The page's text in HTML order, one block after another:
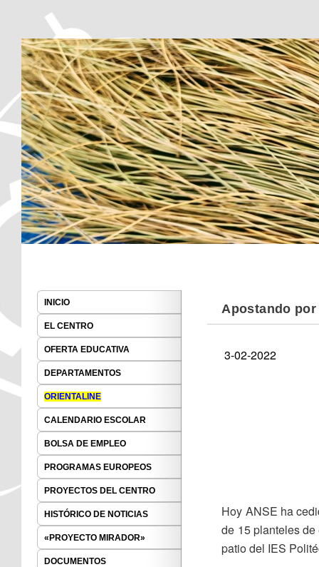
I.E.S. Politécnico
I.E.S. Politécnico Cartagena
Main menu
Apostando
3-02-2022
Hoy ANSE ha
de 15 planteles
patio del IES
INICIO
EL CENTRO
OFERTA EDUCATIVA
DEPARTAMENTOS
ORIENTALINE
CALENDARIO ESCOLAR
BOLSA DE EMPLEO
PROGRAMAS EUROPEOS
PROYECTOS DEL CENTRO
HISTÓRICO DE NOTICIAS
«PROYECTO MIRADOR»
DOCUMENTOS